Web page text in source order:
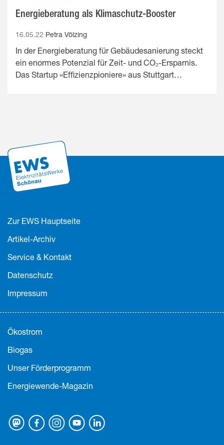
Energieberatung als Klimaschutz-Booster
16.05.22 Petra Völzing
In der Energieberatung für Gebäudesanierung steckt
ein enormes Potenzial für Zeit- und CO₂-Ersparnis.
Das Startup «Effizienzpioniere» aus Stuttgart…
Zur EWS Hauptseite
Artikel-Archiv
Service & Kontakt
Datenschutz
Impressum
Ökostrom
Biogas
Unser Förderprogramm
Energiewende-Magazin
MastodonFacebookInstagram
YoutubeLinkedin